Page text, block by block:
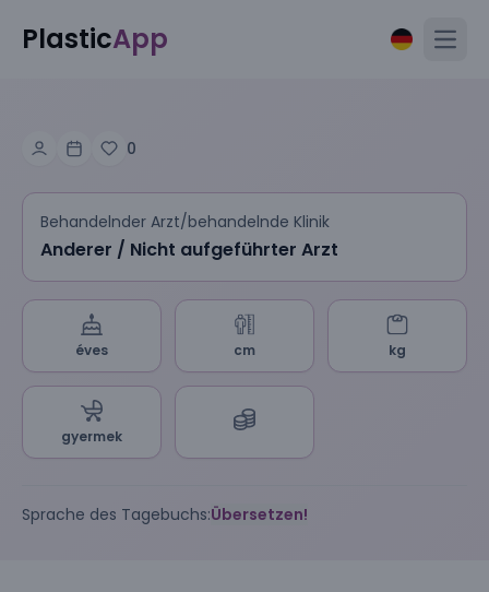
PlasticApp
0
Behandelnder Arzt/behandelnde Klinik
Anderer / Nicht aufgeführter Arzt
éves cm kg
gyermek
Sprache des Tagebuchs:Übersetzen!